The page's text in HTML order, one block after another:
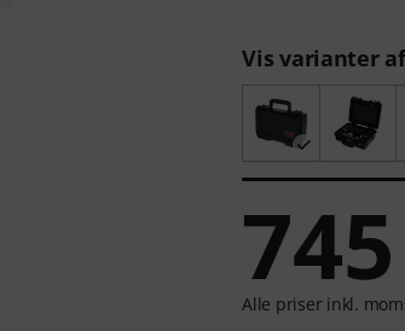
Vis varianter
745
Alle priser inkl.